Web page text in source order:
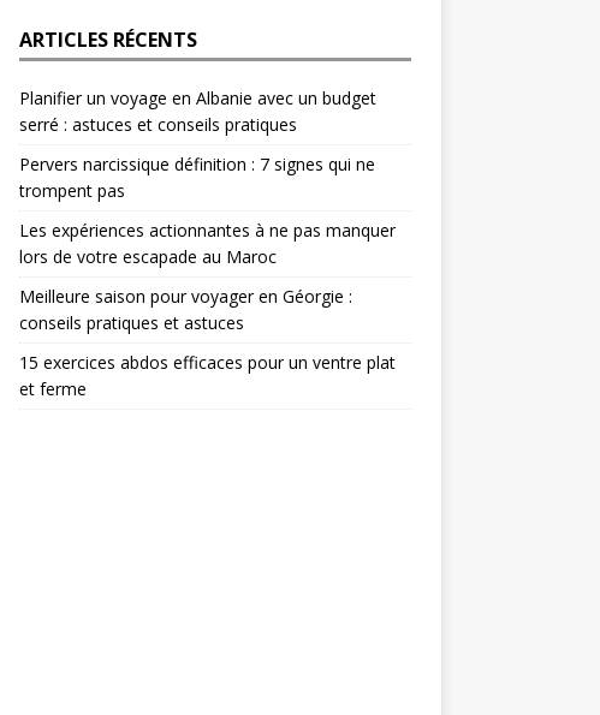
ARTICLES RÉCENTS
Planifier un voyage en Albanie avec un budget
serré : astuces et conseils pratiques
Pervers narcissique définition : 7 signes qui ne
trompent pas
Les expériences actionnantes à ne pas manquer
lors de votre escapade au Maroc
Meilleure saison pour voyager en Géorgie :
conseils pratiques et astuces
15 exercices abdos efficaces pour un ventre plat
et ferme